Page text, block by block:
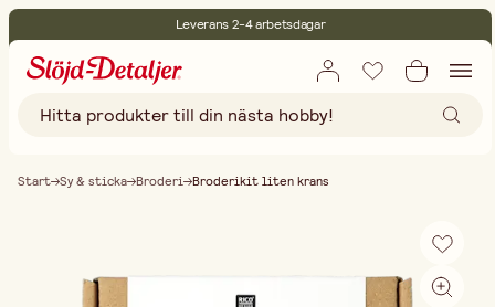
Leverans 2-4 arbetsdagar
Fri frakt vid köp över 499:-
Start Sy & sticka Broderi Broderikit liten krans